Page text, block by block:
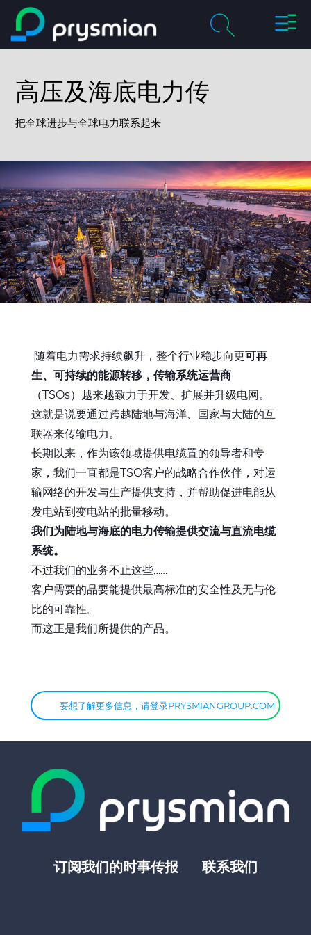
跳至主要内容
切
搜
索
产品及解决方案
职业 chevron_right
联系我们
媒体
我的普睿司曼
高压及海底电力传
把全球进步与全球电力联系起来
随着电力需求持续飙升，整个行业稳步向更可再
生、可持续的能源转移，传输系统运营商
（TSOs）越来越致力于开发、扩展并升级电网。
这就是说要通过跨越陆地与海洋、国家与大陆的互
联器来传输电力。
长期以来，作为该领域提供电缆置的领导者和专
家，我们一直都是TSO客户的战略合作伙伴，对运
输网络的开发与生产提供支持，并帮助促进电能从
发电站到变电站的批量移动。
我们为陆地与海底的电力传输提供交流与直流电缆
系统。
不过我们的业务不止这些……
客户需要的品要能提供最高标准的安全性及无与伦
比的可靠性。
而这正是我们所提供的产品。
要想了解更多信息，请登录PRYSMIANGROUP.COM
Footer订阅我们的时事传报 联系我们